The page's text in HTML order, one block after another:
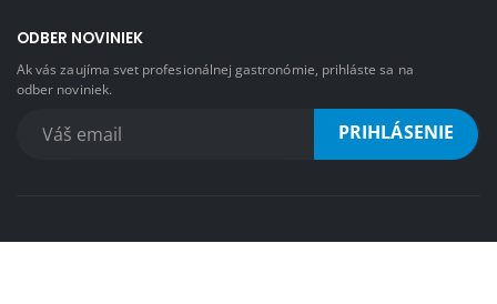
ODBER NOVINIEK
Ak vás zaujíma svet profesionálnej gastronómie, prihláste sa na
odber noviniek.